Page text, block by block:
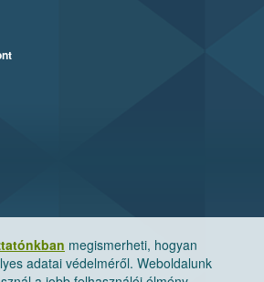
megismerheti, hogyan
adatai védelméről. Weboldalunk